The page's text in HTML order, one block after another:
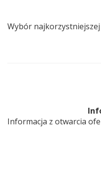
Wybór
Informacja z otwarcia